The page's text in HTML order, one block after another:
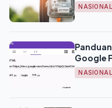
NASIONAL
Google
NASIONAL